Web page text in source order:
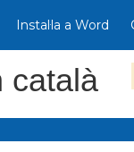
Instal·la a Word
català